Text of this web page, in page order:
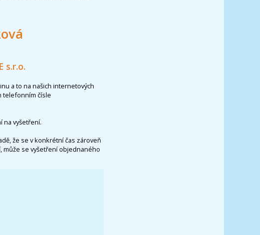
s.r.o.
a to na našich internetových
telefonním čísle
na vyšetření.
že se v konkrétní čas zároveň
může se vyšetření objednaného